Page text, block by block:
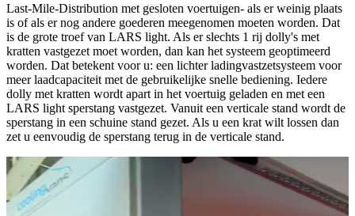
Last-Mile-Distribution met gesloten voertuigen- als er weinig plaats
is of als er nog andere goederen meegenomen moeten worden. Dat
is de grote troef van LARS light. Als er slechts 1 rij dolly's met
kratten vastgezet moet worden, dan kan het systeem geoptimeerd
worden. Dat betekent voor u: een lichter ladingvastzetsysteem voor
meer laadcapaciteit met de gebruikelijke snelle bediening. Iedere
dolly met kratten wordt apart in het voertuig geladen en met een
LARS light sperstang vastgezet. Vanuit een verticale stand wordt de
sperstang in een schuine stand gezet. Als u een krat wilt lossen dan
zet u eenvoudig de sperstang terug in de verticale stand.